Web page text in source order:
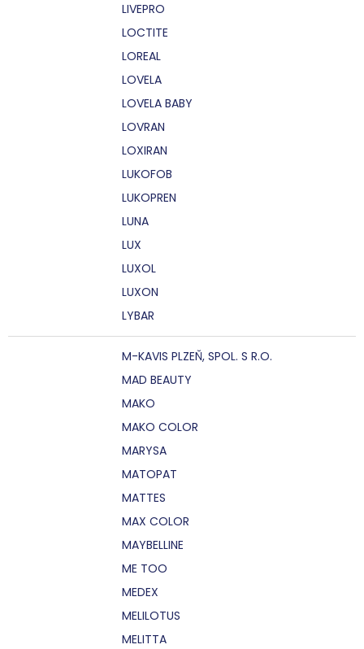
LIVEPRO
LOCTITE
LOREAL
LOVELA
LOVELA BABY
LOVRAN
LOXIRAN
LUKOFOB
LUKOPREN
LUNA
LUX
LUXOL
LUXON
LYBAR
M-KAVIS PLZEŇ, SPOL. S R.O.
MAD BEAUTY
MAKO
MAKO COLOR
MARYSA
MATOPAT
MATTES
MAX COLOR
MAYBELLINE
ME TOO
MEDEX
MELILOTUS
MELITTA